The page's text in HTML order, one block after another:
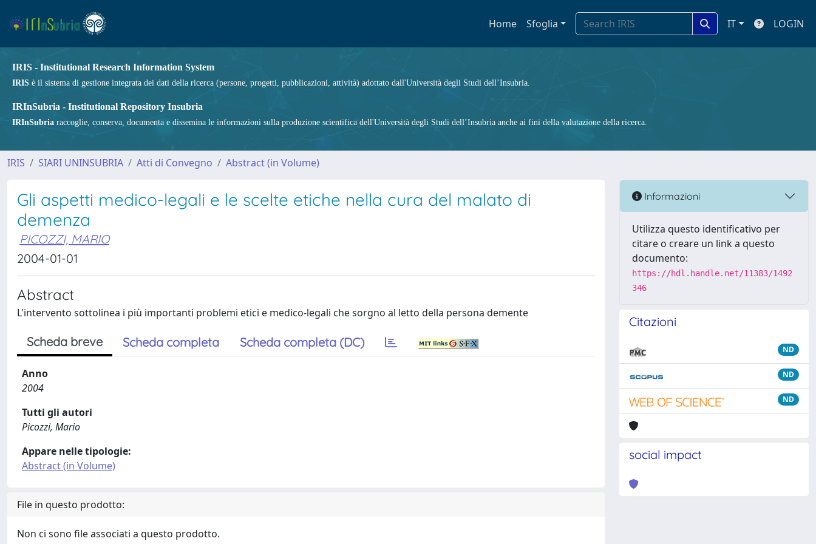
Home Sfoglia IT LOGIN
IRIS - Institutional Research Information System
IRIS è il sistema di gestione integrata dei dati della ricerca (persone, progetti, pubblicazioni, attività) adottato dall'Università degli Studi dell’Insubria.
IRInSubria - Institutional Repository Insubria
IRInSubria raccoglie, conserva, documenta e dissemina le informazioni sulla produzione scientifica dell'Università degli Studi dell’Insubria anche ai fini della valutazione della ricerca.
IRIS SIARI UNINSUBRIA Atti di Convegno Abstract (in Volume)
Gli aspetti medico-legali e le scelte etiche nella cura del malato di
demenza
PICOZZI, MARIO
2004-01-01
Abstract
L'intervento sottolinea i più importanti problemi etici e medico-legali che sorgno al letto della persona demente
Scheda breve Scheda completa Scheda completa (DC)
Anno
2004
Tutti gli autori
Picozzi, Mario
Appare nelle tipologie:
Abstract (in Volume)
File in questo prodotto:
Non ci sono file associati a questo prodotto.
Informazioni
Utilizza questo identificativo per
citare o creare un link a questo
documento:
https://hdl.handle.net/11383/1492
346
Citazioni
ND
ND
ND
social impact